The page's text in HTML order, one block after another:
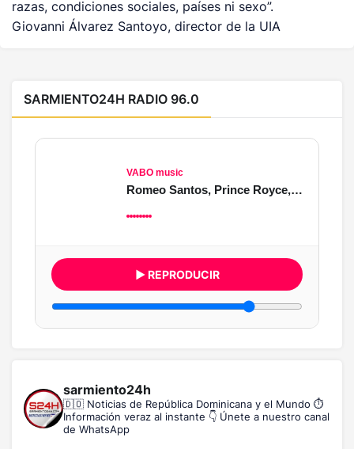
razas, condiciones sociales, países ni sexo”.
Giovanni Álvarez Santoyo, director de la UIA
SARMIENTO24H RADIO 96.0
VABO music
Romeo Santos, Prince Royce, Beéle, Justin Bieber
▶ REPRODUCIR
sarmiento24h
🇩🇴 Noticias de República Dominicana y el Mundo ⏱️
Información veraz al instante 👇 Únete a nuestro canal
de WhatsApp